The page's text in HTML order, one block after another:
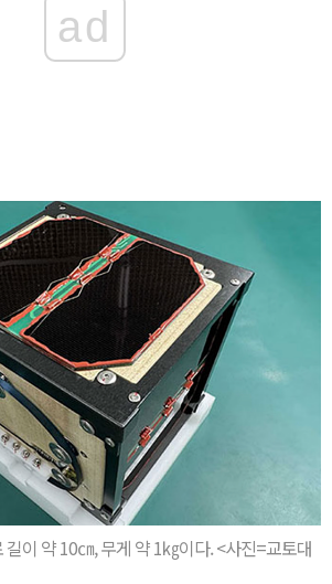
ad
이 약 10㎝, 무게 약 1㎏이다. <사진=교토대